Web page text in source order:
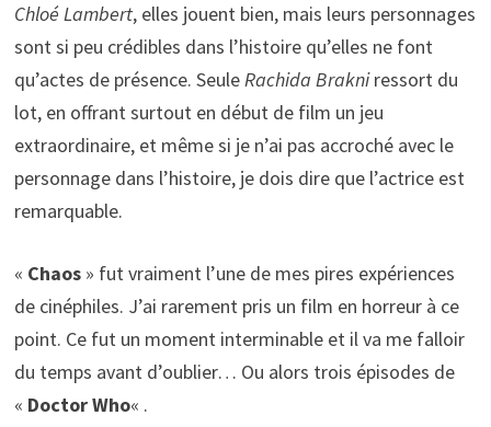
Chloé Lambert, elles jouent bien, mais leurs personnages
sont si peu crédibles dans l’histoire qu’elles ne font
qu’actes de présence. SeuleRachida Brakniressort du
lot, en offrant surtout en début de film un jeu
extraordinaire, et même si je n’ai pas accroché avec le
personnage dans l’histoire, je dois dire que l’actrice est
remarquable.
« Chaos» fut vraiment l’une de mes pires expériences
de cinéphiles. J’ai rarement pris un film en horreur à ce
point. Ce fut un moment interminable et il va me falloir
du temps avant d’oublier… Ou alors trois épisodes de
« Doctor Who« .